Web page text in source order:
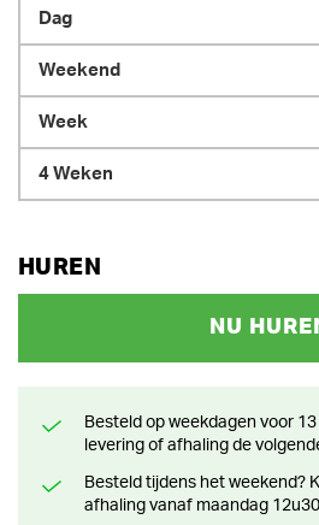
HUREN
NU
Besteld op weekdagen voor 13 uur? Klaar voor
levering of afhaling de
Besteld tijdens het weekend? Klaar voor levering of
afhaling vanaf maandag